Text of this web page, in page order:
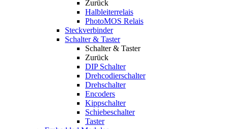
Zurück
Halbleiterrelais
PhotoMOS Relais
Steckverbinder
Schalter & Taster
Schalter & Taster
Zurück
DIP Schalter
Drehcodierschalter
Drehschalter
Encoders
Kippschalter
Schiebeschalter
Taster